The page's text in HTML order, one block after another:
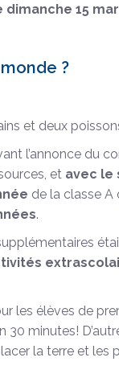
dimanche 15
?
et deux
l’annonce du
et avec le
de la classe A
.
les élèves de
30 minutes!
la terre et les